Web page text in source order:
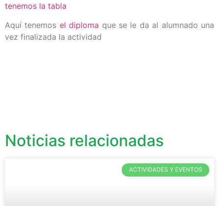
tenemos la tabla
Aquí tenemos el diploma que se le da al alumnado una
vez finalizada la actividad
Noticias relacionadas
ACTIVIDADES Y EVENTOS